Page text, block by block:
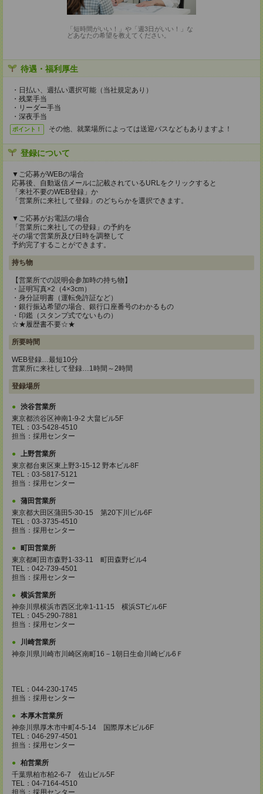
「短時間がいい！」や「週3日がいい！」な
どあなたの希望を教えてください。
待遇・福利厚生
・日払い、週払い選択可能（当社規定あり）
・残業手当
・リーダー手当
・深夜手当
ポイント！ その他、就業場所によっては送迎バスなどもありますよ！
登録について
▼ご応募がWEBの場合
応募後、自動返信メールに記載されているURLをクリックすると
「来社不要のWEB登録」か
「営業所に来社して登録」のどちらかを選択できます。
▼ご応募がお電話の場合
「営業所に来社しての登録」の予約を
その場で営業所及び日時を調整して
予約完了することができます。
持ち物
【営業所での説明会参加時の持ち物】
・証明写真×2（4×3cm）
・身分証明書（運転免許証など）
・銀行振込希望の場合、銀行口座番号のわかるもの
・印鑑（スタンプ式でないもの）
☆★履歴書不要☆★
所要時間
WEB登録…最短10分
営業所に来社して登録…1時間～2時間
登録場所
渋谷営業所
東京都渋谷区神南1-9-2 大畠ビル5F
TEL：03-5428-4510
担当：採用センター
上野営業所
東京都台東区東上野3-15-12 野本ビル8F
TEL：03-5817-5121
担当：採用センター
蒲田営業所
東京都大田区蒲田5-30-15 第20下川ビル6F
TEL：03-3735-4510
担当：採用センター
町田営業所
東京都町田市森野1-33-11 町田森野ビル4
TEL：042-739-4501
担当：採用センター
横浜営業所
神奈川県横浜市西区北幸1-11-15 横浜STビル6F
TEL：045-290-7881
担当：採用センター
川崎営業所
神奈川県川崎市川崎区南町16－1朝日生命川崎ビル6Ｆ
TEL：044-230-1745
担当：採用センター
本厚木営業所
神奈川県厚木市中町4-5-14 国際厚木ビル6F
TEL：046-297-4501
担当：採用センター
柏営業所
千葉県柏市柏2-6-7 佐山ビル5F
TEL：04-7164-4510
担当：採用センター